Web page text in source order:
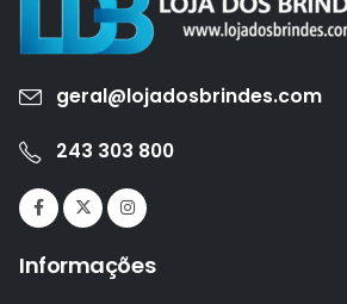
geral@lojadosbrindes.com
243 303 800
Informações